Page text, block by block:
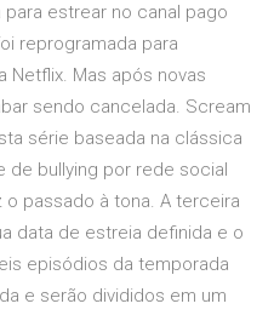
estrear no canal pago
reprogramada para
Netflix. Mas após novas
sendo cancelada. Scream
série baseada na clássica
de bullying por rede social
o passado à tona. A terceira
data de estreia definida e o
episódios da temporada
e serão divididos em um